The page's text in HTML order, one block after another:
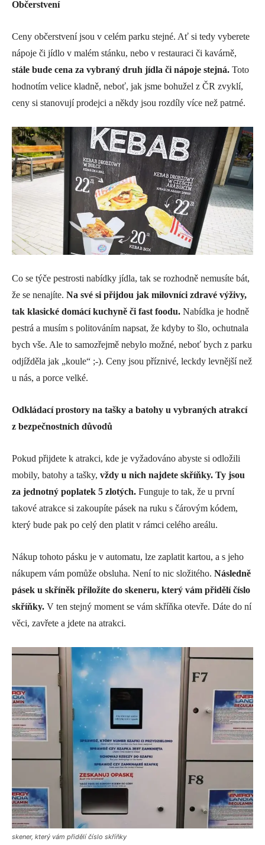
Občerstvení
Ceny občerstvení jsou v celém parku stejné. Ať si tedy vyberete
nápoje či jídlo v malém stánku, nebo v restauraci či kavárně,
stále bude cena za vybraný druh jídla či nápoje stejná. Toto
hodnotím velice kladně, neboť, jak jsme bohužel z ČR zvyklí,
ceny si stanovují prodejci a někdy jsou rozdíly více než patrné.
Co se týče pestrosti nabídky jídla, tak se rozhodně nemusíte bát,
že se nenajíte. Na své si přijdou jak milovníci zdravé výživy,
tak klasické domácí kuchyně či fast foodu. Nabídka je hodně
pestrá a musím s politováním napsat, že kdyby to šlo, ochutnala
bych vše. Ale to samozřejmě nebylo možné, neboť bych z parku
odjížděla jak „koule“ ;-). Ceny jsou příznivé, leckdy levnější než
u nás, a porce velké.
Odkládací prostory na tašky a batohy u vybraných atrakcí
z bezpečnostních důvodů
Pokud přijdete k atrakci, kde je vyžadováno abyste si odložili
mobily, batohy a tašky, vždy u nich najdete skříňky. Ty jsou
za jednotný poplatek 5 zlotých. Funguje to tak, že u první
takové atrakce si zakoupíte pásek na ruku s čárovým kódem,
který bude pak po celý den platit v rámci celého areálu.
Nákup tohoto pásku je v automatu, lze zaplatit kartou, a s jeho
nákupem vám pomůže obsluha. Není to nic složitého. Následně
pásek u skříněk přiložíte do skeneru, který vám přidělí číslo
skříňky. V ten stejný moment se vám skříňka otevře. Dáte do ní
věci, zavřete a jdete na atrakci.
skener, který vám přidělí číslo skříňky